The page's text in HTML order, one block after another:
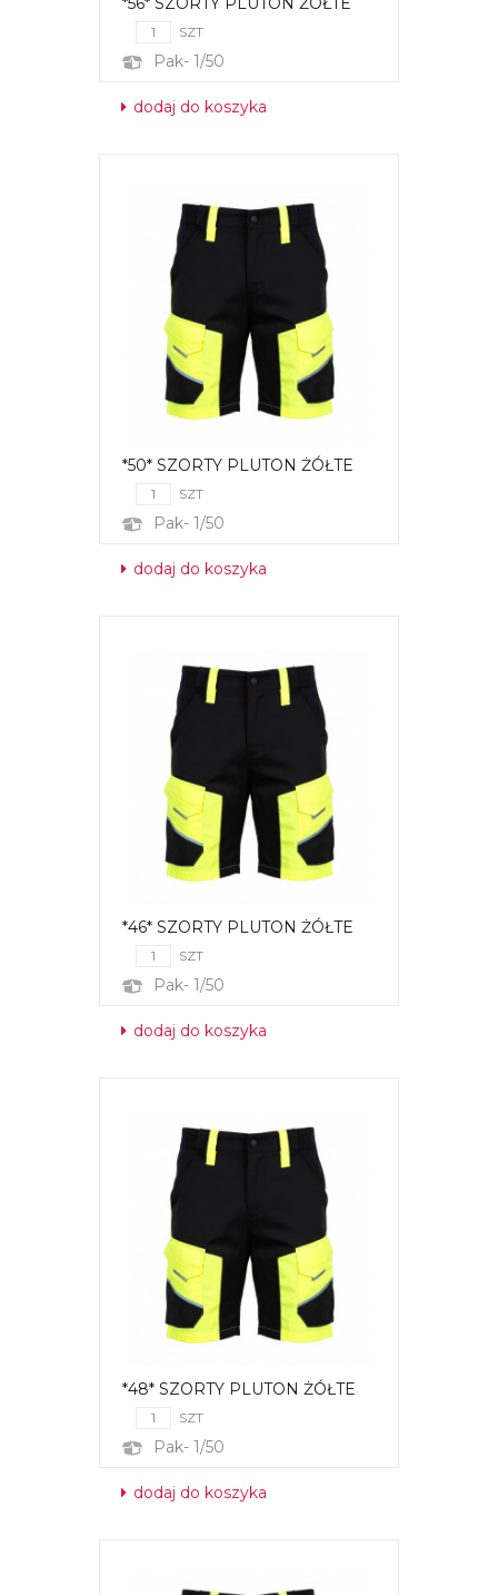
SZT
Pak- 1/50
dodaj do koszyka
*50* SZORTY PLUTON ŻÓŁTE
SZT
Pak- 1/50
dodaj do koszyka
*46* SZORTY PLUTON ŻÓŁTE
SZT
Pak- 1/50
dodaj do koszyka
*48* SZORTY PLUTON ŻÓŁTE
SZT
Pak- 1/50
dodaj do koszyka